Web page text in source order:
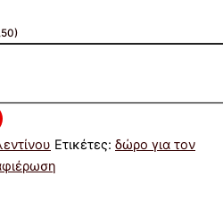
)
Ετικέτες: δώρο για τον